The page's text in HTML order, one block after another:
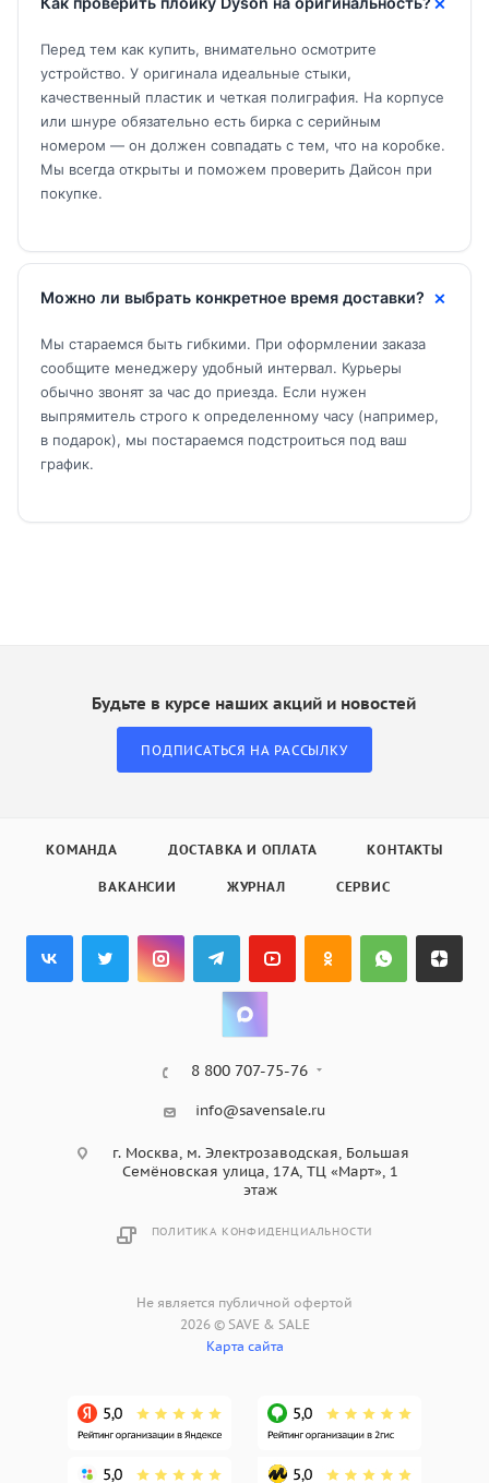
Перед тем как купить, внимательно осмотрите
устройство. У оригинала идеальные стыки,
качественный пластик и четкая полиграфия. На корпусе
или шнуре обязательно есть бирка с серийным
номером — он должен совпадать с тем, что на коробке.
Мы всегда открыты и поможем проверить Дайсон при
покупке.
Можно ли выбрать конкретное время доставки?
Мы стараемся быть гибкими. При оформлении заказа
сообщите менеджеру удобный интервал. Курьеры
обычно звонят за час до приезда. Если нужен
выпрямитель строго к определенному часу (например,
в подарок), мы постараемся подстроиться под ваш
график.
Будьте в курсе наших акций и новостей
ПОДПИСАТЬСЯ НА РАССЫЛКУ
КОМАНДА ДОСТАВКА И ОПЛАТА КОНТАКТЫ
ВАКАНСИИ ЖУРНАЛ СЕРВИС
8 800 707-75-76
info@savensale.ru
г. Москва, м. Электрозаводская, Большая
Семёновская улица, 17А, ТЦ «Март», 1
этаж
ПОЛИТИКА КОНФИДЕНЦИАЛЬНОСТИ
Не является публичной офертой
2026 © SAVE & SALE
Карта сайта